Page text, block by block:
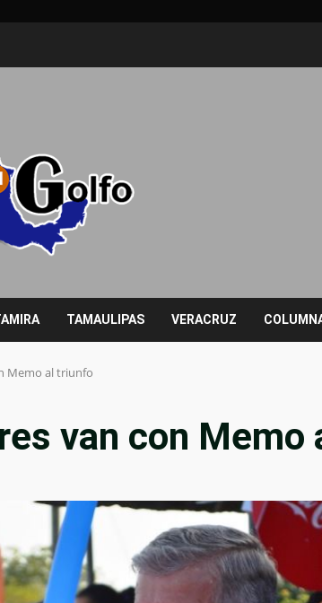
TAMAULIPAS VERACRUZ
Memo al triunfo
van con